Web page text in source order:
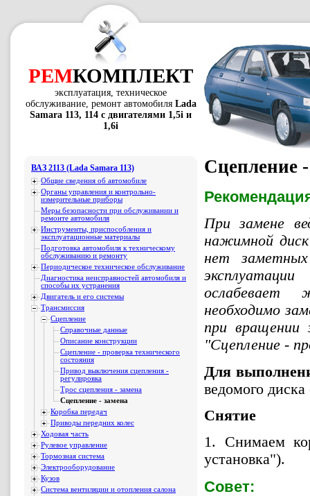
РЕМКОМПЛЕКТ
эксплуатация, техническое
обслуживание, ремонт автомобиля Lada
Samara 113, 114 с двигателями 1,5i и
1,6i
ВАЗ 2113 (Lada Samara 113)
Общие сведения об автомобиле
Органы управления и контрольно-
измерительные приборы
Меры безопасности при обслуживании и
ремонте автомобиля
Инструменты, приспособления и
эксплуатационные материалы
Подготовка автомобиля к техническому
обслуживанию и ремонту
Периодическое техническое обслуживание
Диагностика неисправностей автомобиля и
способы их устранения
Двигатель и его системы
Трансмиссия
Сцепление
Справочные данные
Описание конструкции
Сцепление - проверка технического
состояния
Привод выключения сцепления -
регулировка
Трос сцепления - замена
Сцепление - замена
Коробка передач
Приводы передних колес
Ходовая часть
Рулевое управление
Тормозная система
Электрооборудование
Кузов
Система вентиляции и отопления салона
Сцепление
При замене
нажимной
нет
ослабевает
необходимо
при
"Сцепление -
Для
ведомого
Снятие
1. Снимаем
установка").
Совет: